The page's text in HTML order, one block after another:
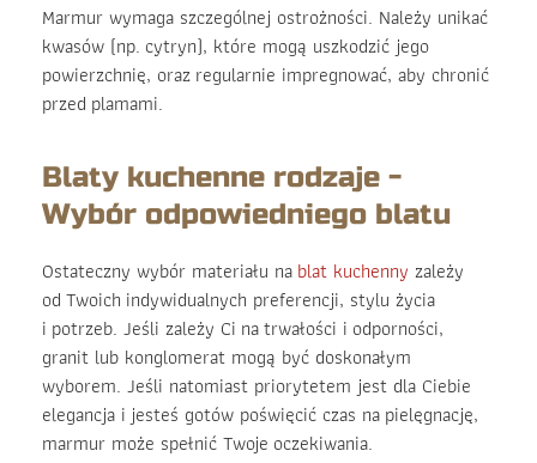
Marmur wymaga szczególnej ostrożności. Należy unikać
kwasów (np. cytryn), które mogą uszkodzić jego
powierzchnię, oraz regularnie impregnować, aby chronić
przed plamami.
Blaty kuchenne rodzaje -
Wybór odpowiedniego blatu
Ostateczny wybór materiału na blat kuchenny zależy
od Twoich indywidualnych preferencji, stylu życia
i potrzeb. Jeśli zależy Ci na trwałości i odporności,
granit lub konglomerat mogą być doskonałym
wyborem. Jeśli natomiast priorytetem jest dla Ciebie
elegancja i jesteś gotów poświęcić czas na pielęgnację,
marmur może spełnić Twoje oczekiwania.